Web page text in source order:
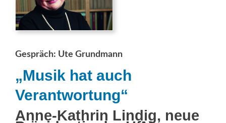
Gespräch: Ute Grundmann
„Musik hat auch
Verantwortung“
Anne-Kathrin Lindig, neue